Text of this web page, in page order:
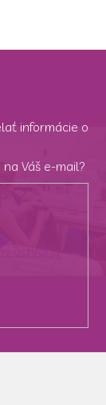
informácie o
Váš e-mail?